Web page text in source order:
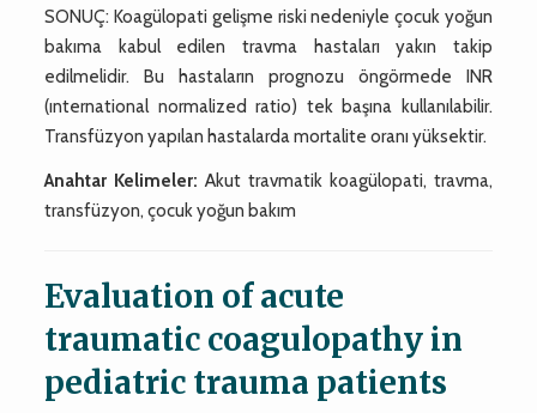
SONUÇ: Koagülopati gelişme riski nedeniyle çocuk yoğun
bakıma kabul edilen travma hastaları yakın takip
edilmelidir. Bu hastaların prognozu öngörmede INR
(ınternational normalized ratio) tek başına kullanılabilir.
Transfüzyon yapılan hastalarda mortalite oranı yüksektir.
Anahtar Kelimeler: Akut travmatik koagülopati, travma,
transfüzyon, çocuk yoğun bakım
Evaluation of acute
traumatic coagulopathy in
pediatric trauma patients